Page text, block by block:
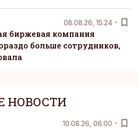
08.08.26, 15:24
биржевая компания
больше сотрудников,
НОВОСТИ
10.08.26, 06:00